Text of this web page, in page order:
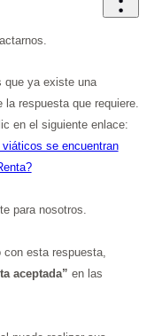
que ya existe una
respuesta que requiere.
en el siguiente enlace:
se encuentran
para nosotros.
esta respuesta,
aceptada” en las